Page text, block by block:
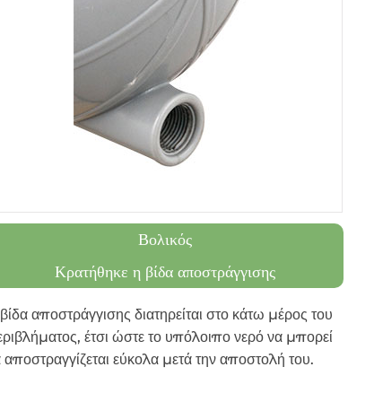
Βολικός
Κρατήθηκε η βίδα αποστράγγισης
αποστράγγισης διατηρείται στο κάτω μέρος του
έτσι ώστε το υπόλοιπο νερό να μπορεί
αποστραγγίζεται εύκολα μετά την αποστολή του.